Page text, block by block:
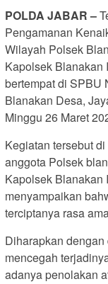
POLDA JABAR –
Pengamanan
Wilayah Polsek
Kapolsek Blanakan
bertempat di SPBU
Blanakan Desa,
Minggu 26 Maret
Kegiatan tersebut
anggota Polsek
Kapolsek Blanakan
menyampaikan
terciptanya rasa
Diharapkan
mencegah
adanya penolakan